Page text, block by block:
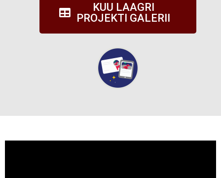
KUU LAAGRI
PROJEKTI GALERII